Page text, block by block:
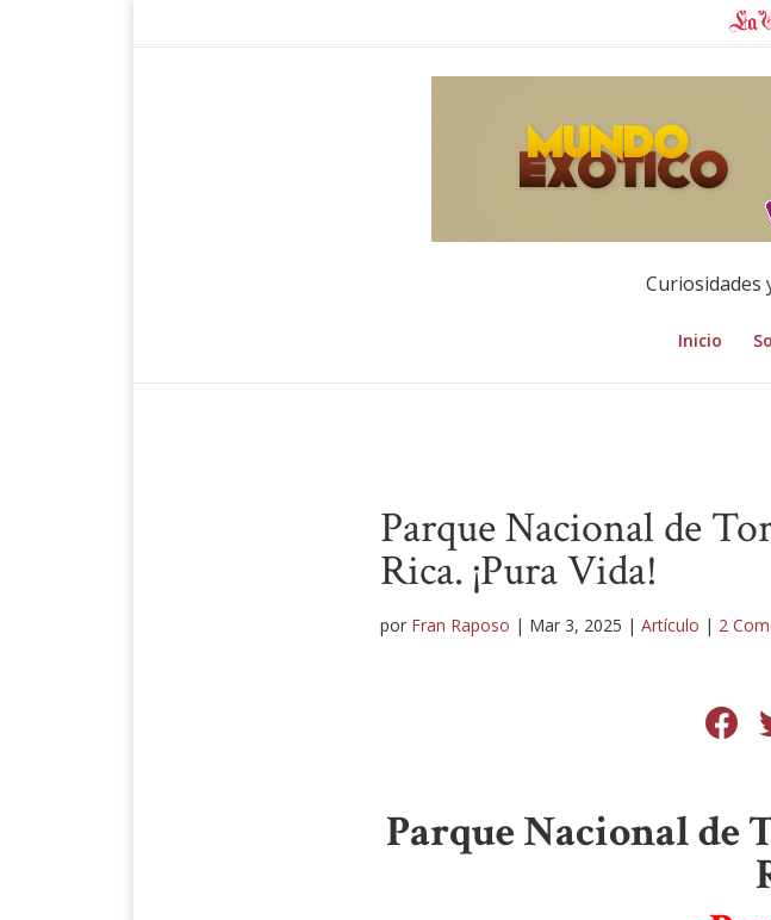
Curiosidades
Inicio
Parque Nacional de
Rica. ¡Pura Vida!
por Fran Raposo | Mar 3, 2025 |Artículo | 2
Parque Nacional de